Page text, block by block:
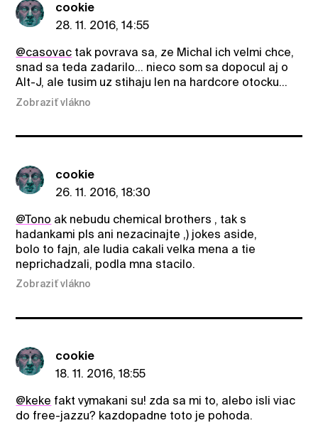
cookie
28. 11. 2016, 14:55
@casovac tak povrava sa, ze Michal ich velmi chce,
snad sa teda zadarilo... nieco som sa dopocul aj o
Alt-J, ale tusim uz stihaju len na hardcore otocku...
Zobraziť vlákno
cookie
26. 11. 2016, 18:30
@Tono ak nebudu chemical brothers , tak s
hadankami pls ani nezacinajte ,) jokes aside,
bolo to fajn, ale ludia cakali velka mena a tie
neprichadzali, podla mna stacilo.
Zobraziť vlákno
cookie
18. 11. 2016, 18:55
@keke fakt vymakani su! zda sa mi to, alebo isli viac
do free-jazzu? kazdopadne toto je pohoda.